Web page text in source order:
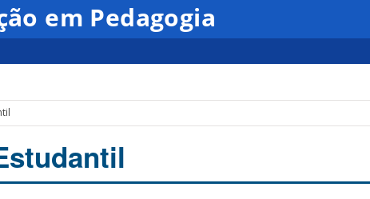
em Pedagogia